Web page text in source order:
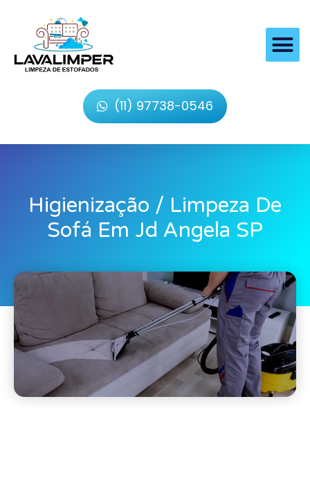
(11) 97738-0546
Higienização / Limpeza De
Sofá Em Jd Angela SP